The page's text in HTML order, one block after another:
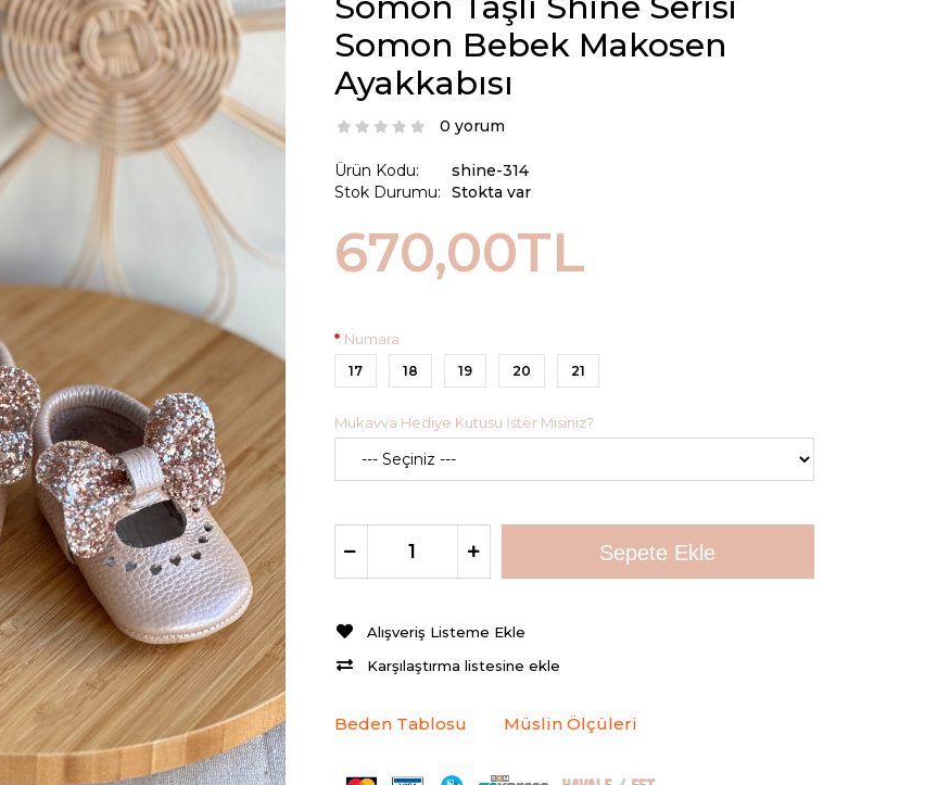
Somon Bebek Makosen
Ayakkabısı
0 yorum
Ürün Kodu:
Stok Durumu:
shine-314
Stokta var
670,00TL
Numara
17 18 19 20 21
Mukavva Hediye Kutusu İster Misiniz?
Alışveriş Listeme Ekle
Karşılaştırma listesine ekle
Beden Tablosu Müslin Ölçüleri